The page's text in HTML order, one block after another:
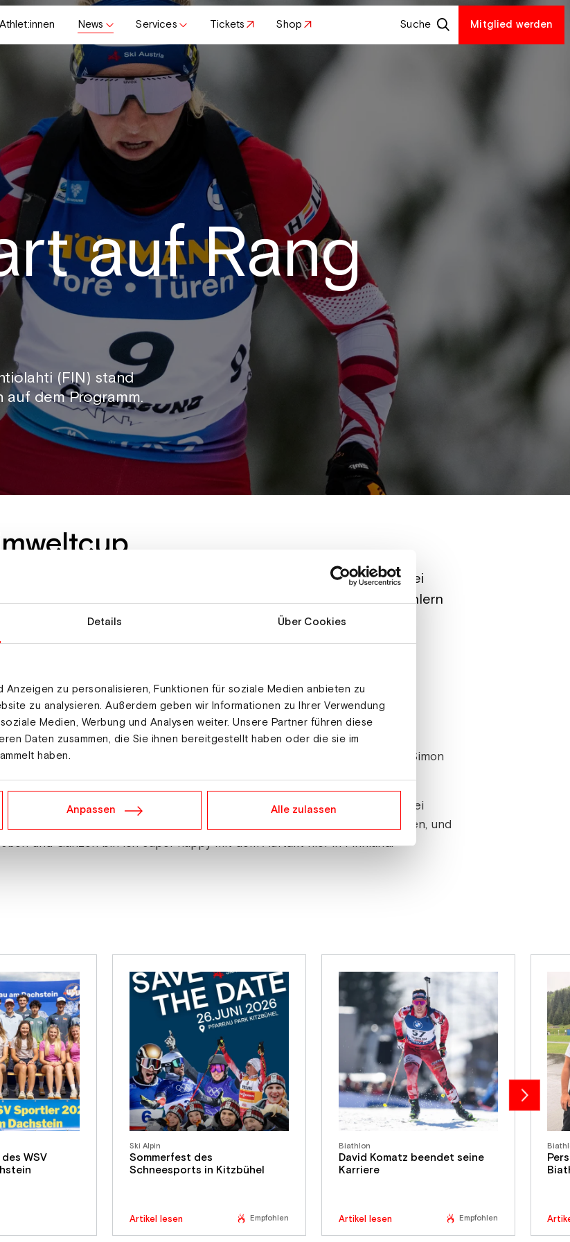
Details Über Cookies
Anzeigen zu personalisieren, Funktionen für soziale Medien anbieten zu
zu analysieren. Außerdem geben wir Informationen zu Ihrer Verwendung
Medien, Werbung und Analysen weiter. Unsere Partner führen diese
Daten zusammen, die Sie ihnen bereitgestellt haben oder die sie im
haben.
Anpassen Alle zulassen
Athlet:innen News Services Tickets Shop Suche Mitglied werden
auf Rang
(FIN) stand
dem Programm.
in Finnland eine solide Vorstellung ab und belegte mit zwei
Rang 15. Anna Gandler landete mit insgesamt vier Schießfehlern
27.
setzte sich mit zwei Strafrunden gegen die Französin Julia Simon
(+19,1 sec./2 Fehlschüsse) durch.
Ich bin alles in allem zufrieden, auch mit dem 15. Platz und den zwei
in den ersten drei Runden vermutlich einfach schon zu viel investieren, und
und Ganzen bin ich super happy mit dem Auftakt hier in Finnland.“
WSV
Ski Alpin
Sommerfest des
Schneesports in Kitzbühel
Artikel lesen Empfohlen
Biathlon
David Komatz beendet seine
Karriere
Artikel lesen Empfohlen